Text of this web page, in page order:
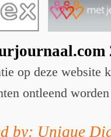
op deze website
ontleend worden
by: Unique